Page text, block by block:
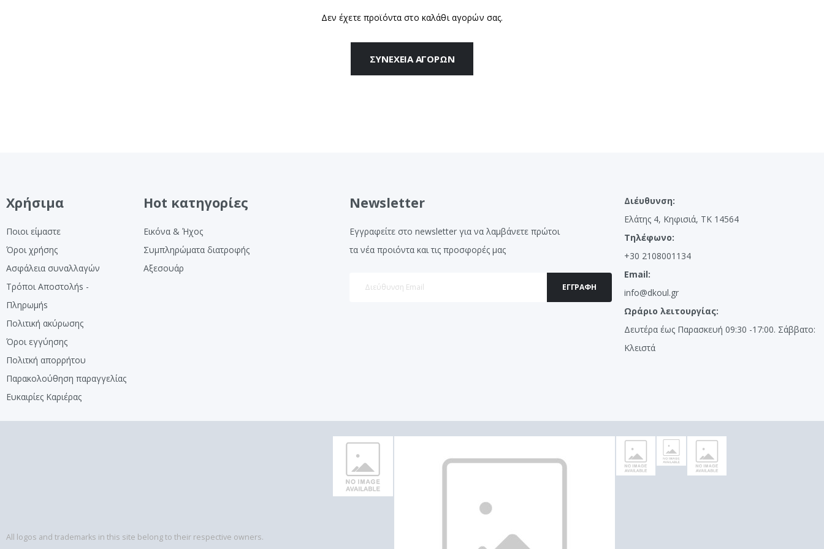
Δεν έχετε προϊόντα στο καλάθι αγορών σας.
ΣΥΝΈΧΕΙΑ ΑΓΟΡΏΝ
Χρήσιμα
Ποιοι είμαστε
Όροι χρήσης
Ασφάλεια συναλλαγών
Τρόποι Αποστολήs -
Πληρωμήs
Πολιτική ακύρωσης
Όροι εγγύησης
Πολιτκή απορρήτου
Παρακολούθηση παραγγελίας
Ευκαιρίες Καριέρας
Hot κατηγορίες
Εικόνα & Ήχος
Συμπληρώματα διατροφής
Αξεσουάρ
Newsletter
Εγγραφείτε στο newsletter για να λαμβάνετε πρώτοι
τα νέα προιόντα και τις προσφορές μας
ΕΓΓΡΑΦΉ
Διέυθυνση:
Ελάτης 4, Κηφισιά, ΤΚ 14564
Τηλέφωνο:
+30 2108001134
Email:
info@dkoul.gr
Ωράριο λειτουργίας:
Δευτέρα έως Παρασκευή 09:30 -17:00. Σάββατο:
Κλειστά
All logos and trademarks in this site belong to their respective owners.